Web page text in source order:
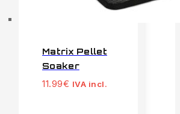
Matrix Pellet
Soaker
11.99€ IVA incl.